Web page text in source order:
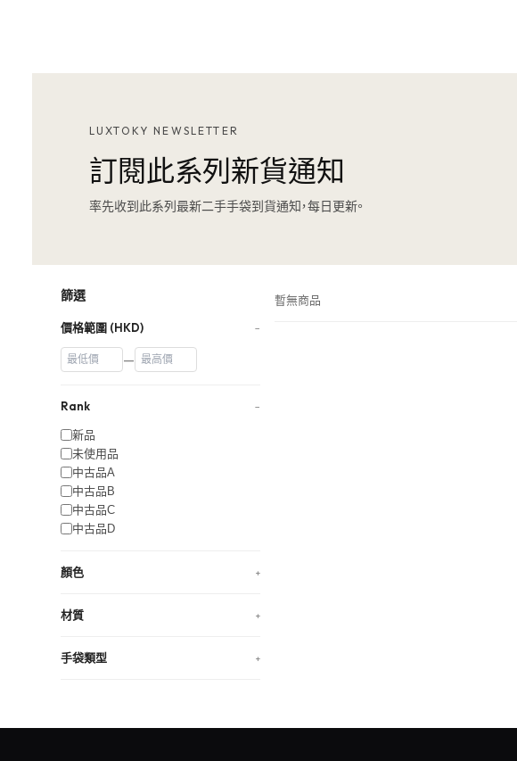
LUXTOKY NEWSLETTER
訂閱此系列新貨通知
率先收到此系列最新二手手袋到貨通知，每日更新。
篩選
價格範圍 (HKD) −
—
Rank −
新品
未使用品
中古品A
中古品B
中古品C
中古品D
顏色 +
材質 +
手袋類型 +
暫無商品